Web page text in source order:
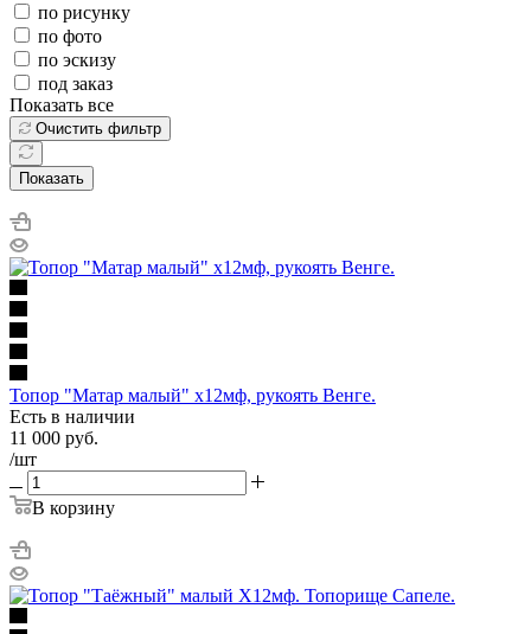
по рисунку
по фото
по эскизу
под заказ
Показать все
Очистить фильтр
Показать
Топор "Матар малый" х12мф, рукоять Венге.
Есть в наличии
11 000 руб.
/шт
В корзину